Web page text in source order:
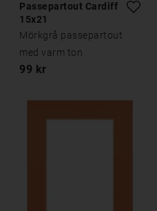
Passepartout Cardiff
15x21
Mörkgrå passepartout
med varm ton
99 kr